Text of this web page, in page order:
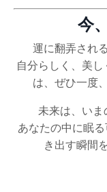
今
運に翻弄され
自分らしく、美
は、ぜひ一度
未来は、いま
あなたの中に眠
き出す瞬間